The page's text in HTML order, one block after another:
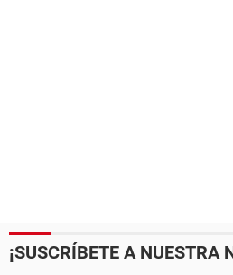
¡SUSCRÍBETE A NUESTRA